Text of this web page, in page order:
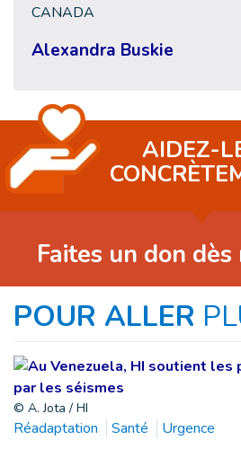
CANADA
Alexandra Buskie
AIDEZ-
Faites un don
POUR ALLER
© A. Jota / HI
Réadaptation Santé Urgence